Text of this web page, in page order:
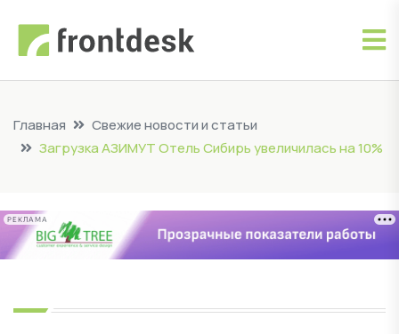
Главная
Свежие новости и статьи
Загрузка АЗИМУТ Отель Сибирь увеличилась на 10%
РЕКЛАМА